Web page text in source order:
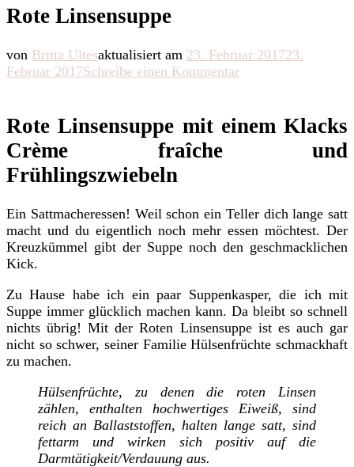
Rote Linsensuppe
von Britta Ultesaktualisiert am 23. Februar 201723.
Februar 2017Schreibe einen Kommentarzu
Rote Linsensuppe mit einem Klacks
Crème fraîche und
Frühlingszwiebeln
Ein Sattmacheressen! Weil schon ein Teller dich lange satt
macht und du eigentlich noch mehr essen möchtest. Der
Kreuzkümmel gibt der Suppe noch den geschmacklichen
Kick.
Zu Hause habe ich ein paar Suppenkasper, die ich mit
Suppe immer glücklich machen kann. Da bleibt so schnell
nichts übrig! Mit der Roten Linsensuppe ist es auch gar
nicht so schwer, seiner Familie Hülsenfrüchte schmackhaft
zu machen.
Hülsenfrüchte, zu denen die roten Linsen
zählen, enthalten hochwertiges Eiweiß, sind
reich an Ballaststoffen, halten lange satt, sind
fettarm und wirken sich positiv auf die
Darmtätigkeit/Verdauung aus.